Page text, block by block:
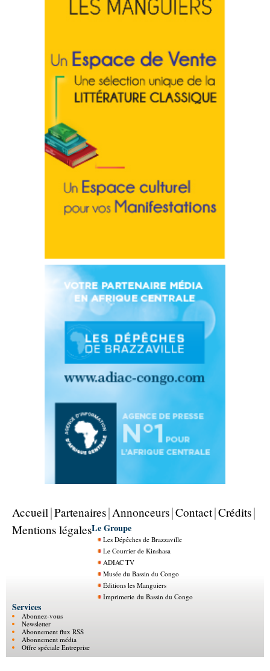
Accueil Partenaires Annonceurs Contact Crédits
Mentions légalesLe Groupe
Les Dépêches de Brazzaville
Le Courrier de Kinshasa
ADIAC TV
Musée du Bassin du Congo
Éditions les Manguiers
Imprimerie du Bassin du Congo
Services
Abonnez-vous
Newsletter
Abonnement flux RSS
Abonnement média
Offre spéciale Entreprise